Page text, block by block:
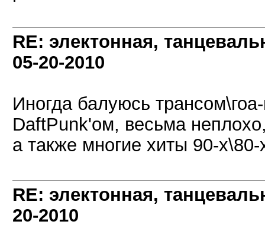
RE: электонная,
05-20-2010
Иногда балуюсь
DaftPunk'ом, весьма
а также многие хиты 90-х\80-
RE: электонная,
20-2010